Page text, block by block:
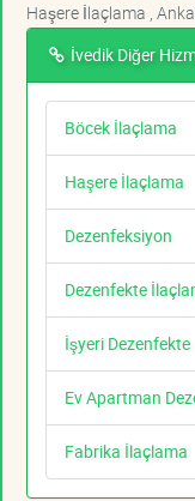
Haşere İlaçlama ,
İvedik Diğer
Böcek İlaçlama
Haşere İlaçlama
Dezenfeksiyon
Dezenfekte
İşyeri Dezenfekte
Ev Apartman
Fabrika İlaçlama